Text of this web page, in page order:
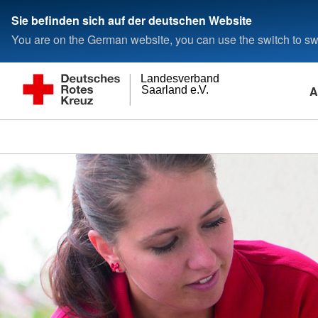
Sie befinden sich auf der deutschen Website
You are on the German website, you can use the switch to
Saarland e.V.
Landesverband